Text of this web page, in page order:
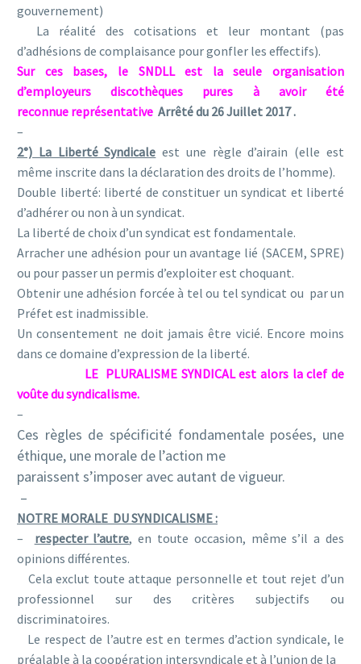
gouvernement)
La réalité des cotisations et leur montant (pas
d’adhésions de complaisance pour gonfler les effectifs).
Sur ces bases, le SNDLL est la seule organisation
d’employeurs discothèques pures à avoir été
reconnue représentative Arrêté du 26 Juillet 2017 .
–
2°) La Liberté Syndicale est une règle d’airain (elle est
même inscrite dans la déclaration des droits de l’homme).
Double liberté: liberté de constituer un syndicat et liberté
d’adhérer ou non à un syndicat.
La liberté de choix d’un syndicat est fondamentale.
Arracher une adhésion pour un avantage lié (SACEM, SPRE)
ou pour passer un permis d’exploiter est choquant.
Obtenir une adhésion forcée à tel ou tel syndicat ou par un
Préfet est inadmissible.
Un consentement ne doit jamais être vicié. Encore moins
dans ce domaine d’expression de la liberté.
LE PLURALISME SYNDICALest alors la clef de
voûte du syndicalisme.
–
Ces règles de spécificité fondamentale posées, une
éthique, une morale de l’action me
paraissent s’imposer avec autant de vigueur.
–
NOTRE MORALE DU SYNDICALISME :
– respecter l’autre, en toute occasion, même s’il a des
opinions différentes.
Cela exclut toute attaque personnelle et tout rejet d’un
professionnel sur des critères subjectifs ou
discriminatoires.
Le respect de l’autre est en termes d’action syndicale, le
préalable à la coopération intersyndicale et à l’union de la